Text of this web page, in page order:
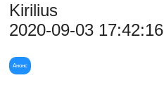
Kirilius
2020-09-03 17:42:16
Анонс